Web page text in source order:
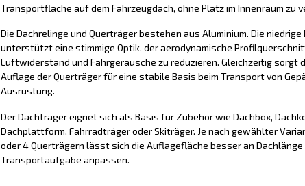
Transportfläche auf dem Fahrzeugdach, ohne Platz im Innenraum zu
Die Dachrelinge und Querträger bestehen aus Aluminium. Die niedrige
unterstützt eine stimmige Optik, der aerodynamische
Luftwiderstand und Fahrgeräusche zu reduzieren. Gleichzeitig sorgt
Auflage der Querträger für eine stabile Basis beim Transport von
Ausrüstung.
Der Dachträger eignet sich als Basis für Zubehör wie Dachbox,
Dachplattform, Fahrradträger oder Skiträger. Je nach gewählter
oder 4 Querträgern lässt sich die Auflagefläche besser an Dachlänge
Transportaufgabe anpassen.